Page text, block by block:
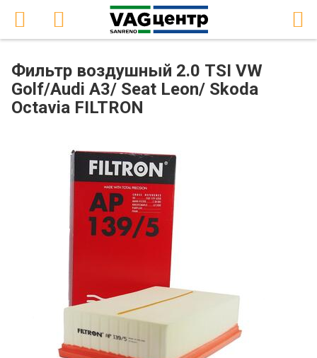
Фильтр воздушный 2.0 TSI VW
Golf/Audi A3/ Seat Leon/ Skoda
Octavia FILTRON